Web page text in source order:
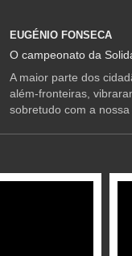
EUGÉNIO FONSECA
O campeonato da
A maior parte dos
além-fronteiras,
sobretudo com a nossa